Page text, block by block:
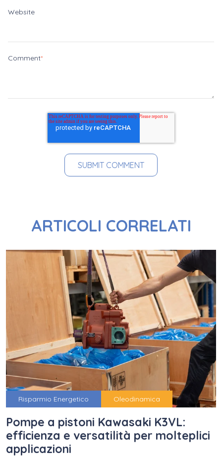
Website
Comment*
ARTICOLI CORRELATI
Risparmio Energetico Oleodinamica
Pompe a pistoni Kawasaki K3VL:
efficienza e versatilità per molteplici
applicazioni